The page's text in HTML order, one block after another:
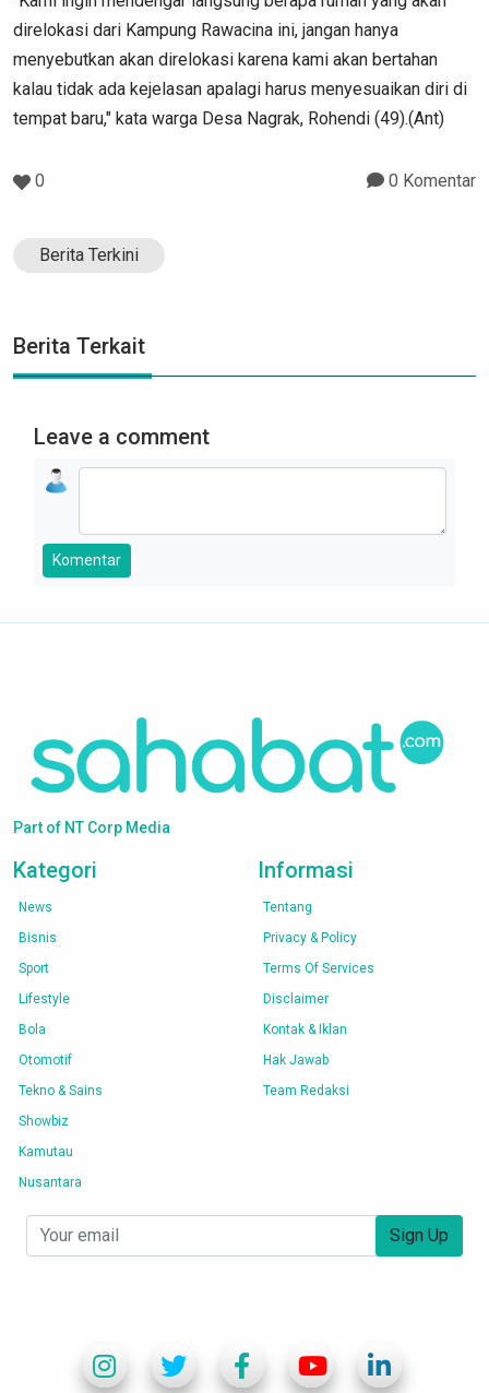
direlokasi dari Kampung Rawacina ini, jangan hanya
menyebutkan akan direlokasi karena kami akan bertahan
kalau tidak ada kejelasan apalagi harus menyesuaikan diri di
tempat baru," kata warga Desa Nagrak, Rohendi (49).(Ant)
0 0 Komentar
Berita Terkini
Berita Terkait
Leave a comment
Komentar
Part of NT Corp Media
Kategori
News
Bisnis
Sport
Lifestyle
Bola
Otomotif
Tekno & Sains
Showbiz
Kamutau
Nusantara
Informasi
Tentang
Privacy & Policy
Terms Of Services
Disclaimer
Kontak & Iklan
Hak Jawab
Team Redaksi
Sign Up